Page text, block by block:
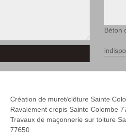
Béton
Création de muret/clôture Sainte
Ravalement crepis Sainte Colombe
Travaux de maçonnerie sur toiture
77650